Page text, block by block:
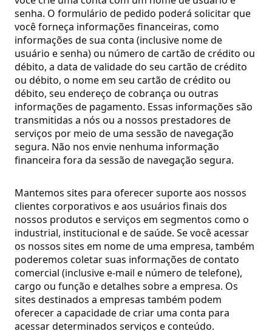
senha. O formulário de pedido poderá solicitar que
você forneça informações financeiras, como
informações de sua conta (inclusive nome de
usuário e senha) ou número de cartão de crédito ou
débito, a data de validade do seu cartão de crédito
ou débito, o nome em seu cartão de crédito ou
débito, seu endereço de cobrança ou outras
informações de pagamento. Essas informações são
transmitidas a nós ou a nossos prestadores de
serviços por meio de uma sessão de navegação
segura. Não nos envie nenhuma informação
financeira fora da sessão de navegação segura.
Mantemos sites para oferecer suporte aos nossos
clientes corporativos e aos usuários finais dos
nossos produtos e serviços em segmentos como o
industrial, institucional e de saúde. Se você acessar
os nossos sites em nome de uma empresa, também
poderemos coletar suas informações de contato
comercial (inclusive e-mail e número de telefone),
cargo ou função e detalhes sobre a empresa. Os
sites destinados a empresas também podem
oferecer a capacidade de criar uma conta para
acessar determinados serviços e conteúdo.